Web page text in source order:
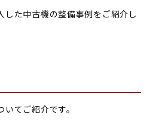
した中古機の整備事例をご紹介し
てご紹介です。